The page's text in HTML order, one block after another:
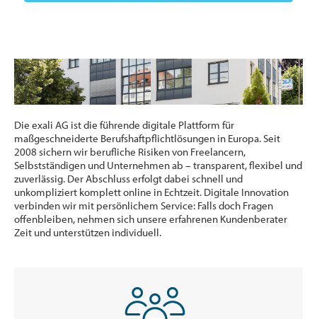
Die exali AG ist die führende digitale Plattform für
maßgeschneiderte Berufshaftpflichtlösungen in Europa. Seit
2008 sichern wir berufliche Risiken von Freelancern,
Selbstständigen und Unternehmen ab – transparent, flexibel und
zuverlässig. Der Abschluss erfolgt dabei schnell und
unkompliziert komplett online in Echtzeit. Digitale Innovation
verbinden wir mit persönlichem Service: Falls doch Fragen
offenbleiben, nehmen sich unsere erfahrenen Kundenberater
Zeit und unterstützen individuell.